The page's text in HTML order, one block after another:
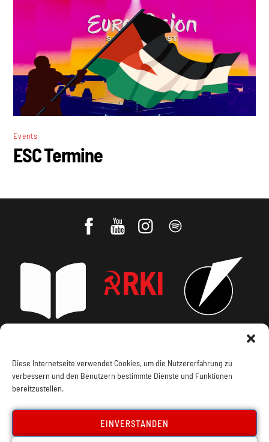
Diese Internetseite verwendet Cookies, um die Nutzererfahrung zu
verbessern und den Benutzern bestimmte Dienste und Funktionen
bereitzustellen.
EINVERSTANDEN
Events
ESC Termine